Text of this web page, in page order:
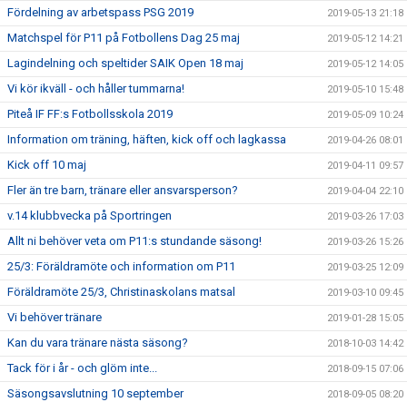
Fördelning av arbetspass PSG 2019 2019-05-13 21:18
Matchspel för P11 på Fotbollens Dag 25 maj 2019-05-12 14:21
Lagindelning och speltider SAIK Open 18 maj 2019-05-12 14:05
Vi kör ikväll - och håller tummarna! 2019-05-10 15:48
Piteå IF FF:s Fotbollsskola 2019 2019-05-09 10:24
Information om träning, häften, kick off och lagkassa 2019-04-26 08:01
Kick off 10 maj 2019-04-11 09:57
Fler än tre barn, tränare eller ansvarsperson? 2019-04-04 22:10
v.14 klubbvecka på Sportringen 2019-03-26 17:03
Allt ni behöver veta om P11:s stundande säsong! 2019-03-26 15:26
25/3: Föräldramöte och information om P11 2019-03-25 12:09
Föräldramöte 25/3, Christinaskolans matsal 2019-03-10 09:45
Vi behöver tränare 2019-01-28 15:05
Kan du vara tränare nästa säsong? 2018-10-03 14:42
Tack för i år - och glöm inte... 2018-09-15 07:06
Säsongsavslutning 10 september 2018-09-05 08:20